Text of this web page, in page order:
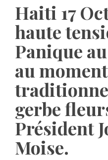
Haiti 17
haute
Panique
au
gerbe
Président
Moise.